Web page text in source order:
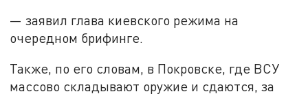
— заявил глава киевского режима на
очередном брифинге.
Также, по его словам, в Покровске, где ВСУ
массово складывают оружие и сдаются, за